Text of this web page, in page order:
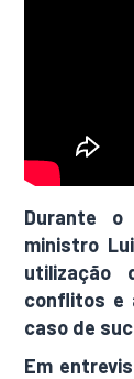
Durante
ministro
utilização
conflitos e
caso de
Em